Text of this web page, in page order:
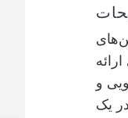
و
یک